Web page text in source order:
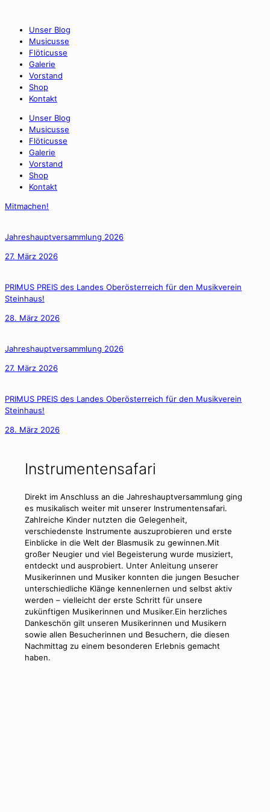
Unser Blog
Musicusse
Flöticusse
Galerie
Vorstand
Shop
Kontakt
Unser Blog
Musicusse
Flöticusse
Galerie
Vorstand
Shop
Kontakt
Mitmachen!
Jahreshauptversammlung 2026
27. März 2026
PRIMUS PREIS des Landes Oberösterreich für den Musikverein
Steinhaus!
28. März 2026
Jahreshauptversammlung 2026
27. März 2026
PRIMUS PREIS des Landes Oberösterreich für den Musikverein
Steinhaus!
28. März 2026
Instrumentensafari
Direkt im Anschluss an die Jahreshauptversammlung ging
es musikalisch weiter mit unserer Instrumentensafari.
Zahlreiche Kinder nutzten die Gelegenheit,
verschiedenste Instrumente auszuprobieren und erste
Einblicke in die Welt der Blasmusik zu gewinnen.Mit
großer Neugier und viel Begeisterung wurde musiziert,
entdeckt und ausprobiert. Unter Anleitung unserer
Musikerinnen und Musiker konnten die jungen Besucher
unterschiedliche Klänge kennenlernen und selbst aktiv
werden – vielleicht der erste Schritt für unsere
zukünftigen Musikerinnen und Musiker.Ein herzliches
Dankeschön gilt unseren Musikerinnen und Musikern
sowie allen Besucherinnen und Besuchern, die diesen
Nachmittag zu einem besonderen Erlebnis gemacht
haben.